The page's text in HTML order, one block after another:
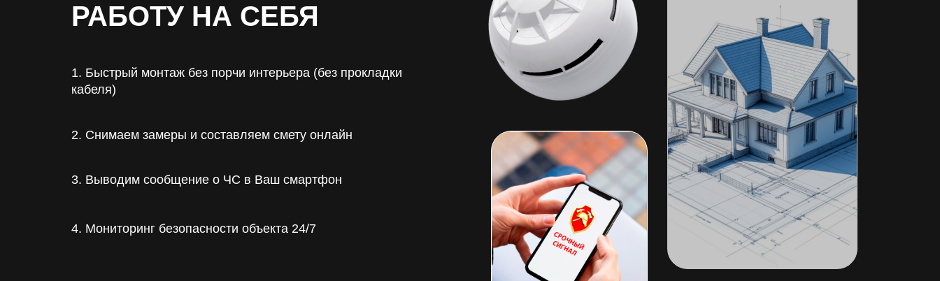
РАБОТУ НА СЕБЯ
2. Снимаем замеры и составляем смету онлайн
3. Выводим сообщение о ЧС в Ваш смартфон
1. Быстрый монтаж без порчи интерьера (без прокладки
кабеля)
4. Мониторинг безопасности объекта 24/7